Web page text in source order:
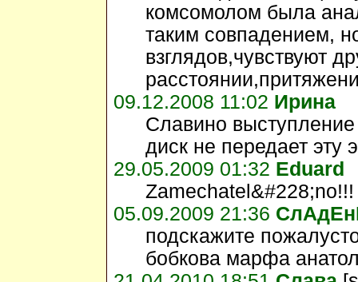
комсомолом была
таким совпадением,
взглядов,чувствуют
09.12.2008 11:02 Ирина
Славино
диск не передает
29.05.2009 01:32 Eduard
Zamechatel&#228;no!!!
05.09.2009 21:36
подскажите
бобкова марфа